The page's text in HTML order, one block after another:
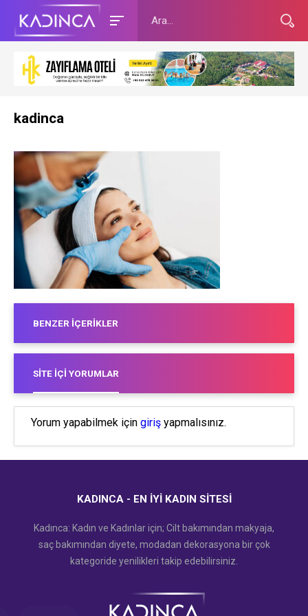
kadinca
BENZER İÇERIKLER
SITE İÇI YORUMLAR
Yorum yapabilmek için giriş yapmalısınız.
KADINCA - EN İYI KADIN SITESI
Kadınca: Kadın ve Kadınlar için; Cilt bakımından makyaja,
saç bakımından diyete, modadan dekorasyona bir çok
kategoride yenilikleri takip edebilirsiniz.